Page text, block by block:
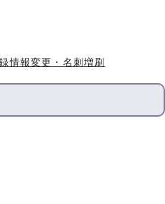
情報変更・名刺増刷